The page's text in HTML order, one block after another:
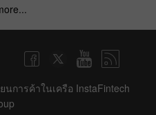
นการค้าในเครือ InstaFintech